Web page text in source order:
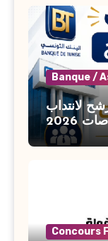
Banque /
لانتداب
عديد الاختصاصات 2026 / Concours BT
Banque
Concours